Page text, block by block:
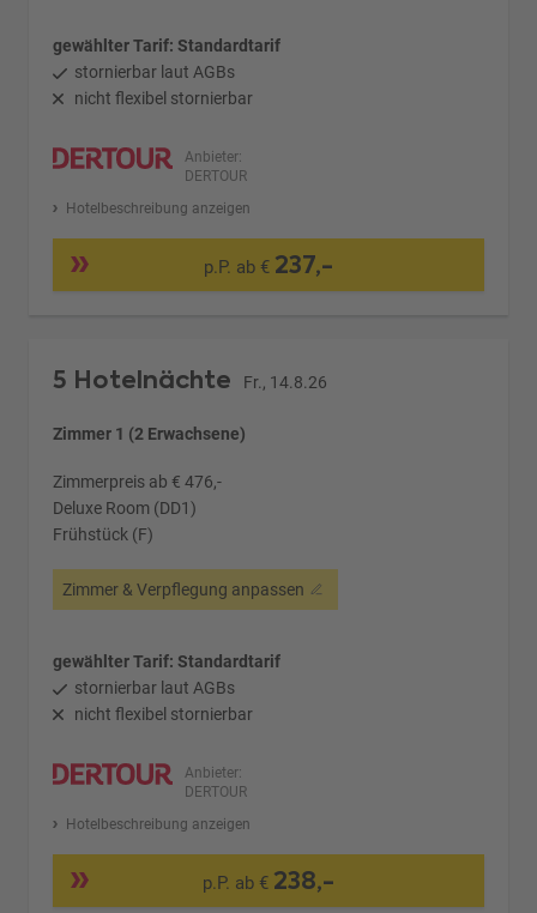
gewählter Tarif: Standardtarif
stornierbar laut AGBs
nicht flexibel stornierbar
Anbieter:
DERTOUR
Hotelbeschreibung anzeigen
p.P. ab € 237,-
5 Hotelnächte Fr., 14.8.26
Zimmer 1 (2 Erwachsene)
Zimmerpreis ab € 476,-
Deluxe Room (DD1)
Frühstück (F)
Zimmer & Verpflegung anpassen
gewählter Tarif: Standardtarif
stornierbar laut AGBs
nicht flexibel stornierbar
Anbieter:
DERTOUR
Hotelbeschreibung anzeigen
p.P. ab € 238,-